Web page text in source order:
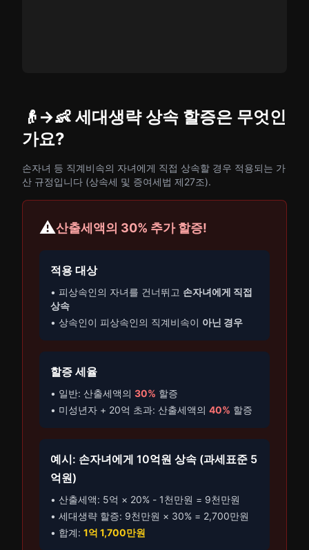
👴→👶 세대생략 상속 할증은 무엇인
가요?
손자녀 등 직계비속의 자녀에게 직접 상속할 경우 적용되는 가
산 규정입니다 (상속세 및 증여세법 제27조).
⚠️산출세액의 30% 추가 할증!
적용 대상
• 피상속인의 자녀를 건너뛰고 손자녀에게 직접
상속
• 상속인이 피상속인의 직계비속이 아닌 경우
할증 세율
• 일반: 산출세액의 30% 할증
• 미성년자 + 20억 초과: 산출세액의 40% 할증
예시: 손자녀에게 10억원 상속 (과세표준 5
억원)
• 산출세액: 5억 × 20% - 1천만원 = 9천만원
• 세대생략 할증: 9천만원 × 30% = 2,700만원
• 합계: 1억 1,700만원